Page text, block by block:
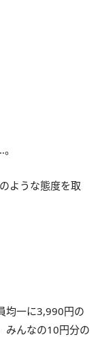
ような態度を取
均一に3,990円の
みんなの10円分の